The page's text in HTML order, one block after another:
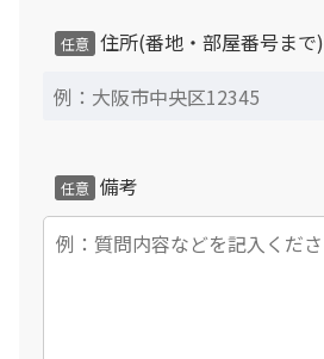
任意 住所(番地・部屋番号まで)
任意 備考